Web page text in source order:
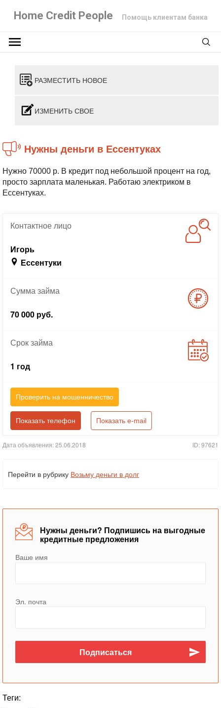
Home Credit People Помощь клиентам банка
РАЗМЕСТИТЬ НОВОЕ
ИЗМЕНИТЬ СВОЕ
Нужны деньги в Ессентуках
Нужно 70000 р. В кредит под небольшой процент на год,
просто зарплата маленькая. Работаю электриком в
Ессентуках.
Контактноелицо
Игорь
Ессентуки
Суммазайма
70 000 руб.
Срокзайма
1 год
Проверить на мошенничество
Показать телефон Показать e-mail
Дата объявления: 25.06.2018 ID: 97621
Перейти в рубрику Возьму деньги в долг
Нужны деньги? Подпишись на выгодные
кредитные предложения
Ваше имя
Эл. почта
Теги: